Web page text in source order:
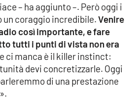
– ha aggiunto –. Però oggi i
un coraggio incredibile.Venire
così importante, e fare
tutti i punti di vista non era
ci manca è il killer instinct:
devi concretizzarle. Oggi
di una prestazione